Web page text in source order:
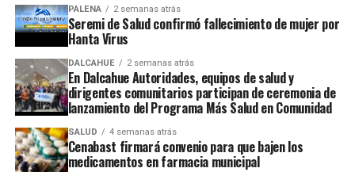
PALENA 2 semanas atrás
Seremi de Salud confirmó fallecimiento de mujer por
Hanta Virus
DALCAHUE 2 semanas atrás
En Dalcahue Autoridades, equipos de salud y
dirigentes comunitarios participan de ceremonia de
lanzamiento del Programa Más Salud en Comunidad
SALUD 4 semanas atrás
Cenabast firmará convenio para que bajen los
medicamentos en farmacia municipal